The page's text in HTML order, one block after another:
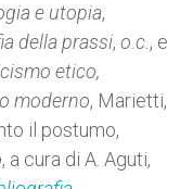
e utopia,
della prassi, o.c. , e
etico,
moderno, Marietti,
il postumo,
, a cura di A. Aguti,